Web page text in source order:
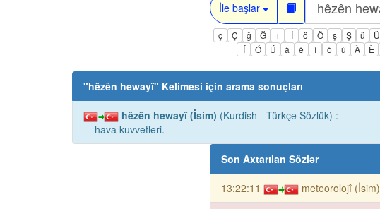
İle başlar
ç Ç ğ Ğ ı İ ö Ö ş Ş ü Ü
Í
Ó Ú à è ì ò ù À È
"hêzên hewayî" Kelimesi için arama sonuçları
hêzên hewayî (İsim) (Kurdish - Türkçe Sözlük) :
hava kuvvetleri.
Son Axtarılan Sözlər
13:22:11 meteorolojî (İsim)